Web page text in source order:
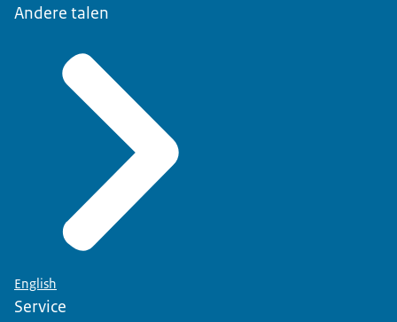
Andere talen
English
Service